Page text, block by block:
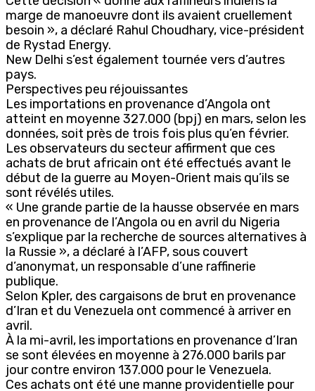
marge de manoeuvre dont ils avaient cruellement
besoin », a déclaré Rahul Choudhary, vice-président
de Rystad Energy.
New Delhi s’est également tournée vers d’autres
pays.
Perspectives peu réjouissantes
Les importations en provenance d’Angola ont
atteint en moyenne 327.000 (bpj) en mars, selon les
données, soit près de trois fois plus qu’en février.
Les observateurs du secteur affirment que ces
achats de brut africain ont été effectués avant le
début de la guerre au Moyen-Orient mais qu’ils se
sont révélés utiles.
« Une grande partie de la hausse observée en mars
en provenance de l’Angola ou en avril du Nigeria
s’explique par la recherche de sources alternatives à
la Russie », a déclaré à l’AFP, sous couvert
d’anonymat, un responsable d’une raffinerie
publique.
Selon Kpler, des cargaisons de brut en provenance
d’Iran et du Venezuela ont commencé à arriver en
avril.
À la mi-avril, les importations en provenance d’Iran
se sont élevées en moyenne à 276.000 barils par
jour contre environ 137.000 pour le Venezuela.
Ces achats ont été une manne providentielle pour